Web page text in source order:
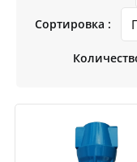
Сортировка :